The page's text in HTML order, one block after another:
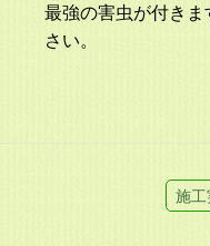
最強の害虫が付き
さい。
施